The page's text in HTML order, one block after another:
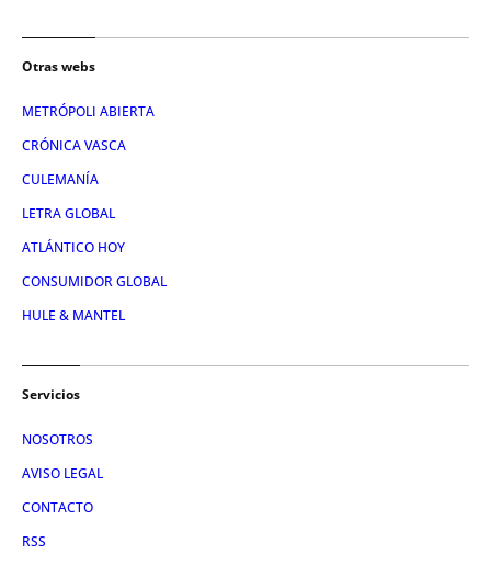
Otras webs
METRÓPOLI ABIERTA
CRÓNICA VASCA
CULEMANÍA
LETRA GLOBAL
ATLÁNTICO HOY
CONSUMIDOR GLOBAL
HULE & MANTEL
Servicios
NOSOTROS
AVISO LEGAL
CONTACTO
RSS